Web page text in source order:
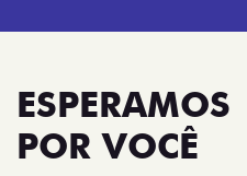
ESPERAMOS
POR VOCÊ